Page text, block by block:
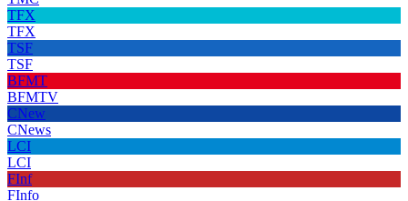
TFX
TFX
TSF
TSF
BFMT
BFMTV
CNew
CNews
LCI
LCI
FInf
FInfo